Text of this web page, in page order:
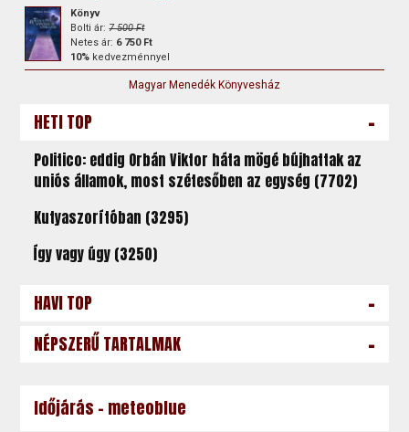
Könyv
Bolti ár:7 500 Ft
Netes ár: 6 750 Ft
10% kedvezménnyel
Magyar Menedék Könyvesház
HETI TOP -
Politico: eddig Orbán Viktor háta mögé bújhattak az
uniós államok, most szétesőben az egység (7702)
Kutyaszorítóban (3295)
Így vagy úgy (3250)
HAVI TOP -
NÉPSZERŰ TARTALMAK -
Időjárás - meteoblue